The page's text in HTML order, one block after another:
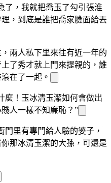
了，我就把喬玉了勾引張淮
，到底是誰把喬家臉面給丟
兩人私下里來往有近一年的
了秀才就上門來提親的，誰
在了一起。
麼！玉冰清玉潔如何會做出
人一樣不知廉恥？”
門里有專門給人驗的婆子，
那冰清玉潔的大孫 ，可還是